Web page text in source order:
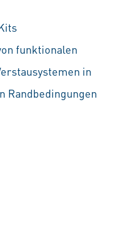
funktionalen
in
Randbedingungen